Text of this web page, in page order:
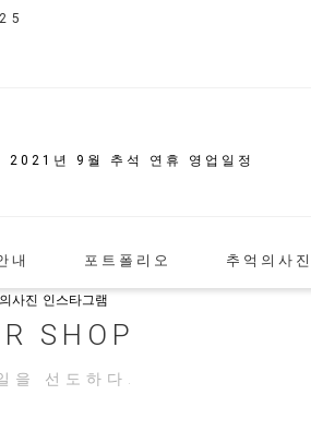
2021년 9월 추석 연휴 영업일정
내 포트폴리오 추억의사진
사진 인스타그램
SHOP
을 선도하다.